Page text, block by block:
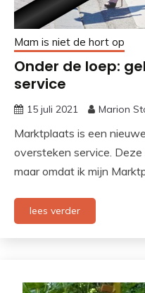
Mam is niet de hort op
Onder de loep:
service
15 juli 2021 Marion
Marktplaats is een
oversteken service.
maar omdat ik mijn
lees verder